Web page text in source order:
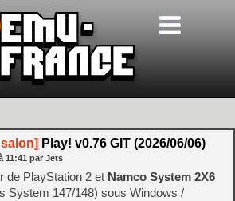
Play! v0.76 GIT (2026/06/06)
11:41 par Jets
de PlayStation 2 et Namco System 2X6
System 147/148) sous Windows /